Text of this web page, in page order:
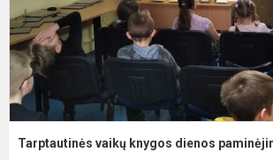
Tarptautinės vaikų knygos dienos